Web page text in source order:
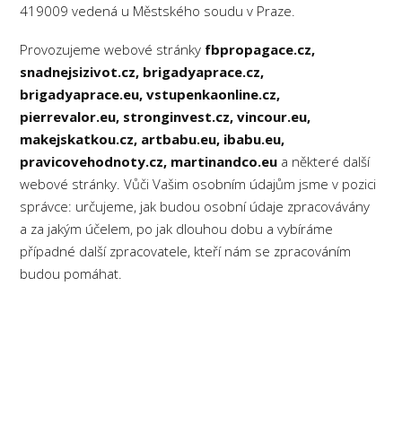
419009 vedená u Městského soudu v Praze.
Provozujeme webové stránky fbpropagace.cz,
snadnejsizivot.cz, brigadyaprace.cz,
brigadyaprace.eu, vstupenkaonline.cz,
pierrevalor.eu, stronginvest.cz, vincour.eu,
makejskatkou.cz, artbabu.eu, ibabu.eu,
pravicovehodnoty.cz, martinandco.eu a některé další
webové stránky. Vůči Vašim osobním údajům jsme v pozici
správce: určujeme, jak budou osobní údaje zpracovávány
a za jakým účelem, po jak dlouhou dobu a vybíráme
případné další zpracovatele, kteří nám se zpracováním
budou pomáhat.